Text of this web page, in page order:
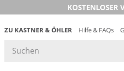
KOSTENLOSER
ZU KASTNER & ÖHLER Hilfe & FAQs